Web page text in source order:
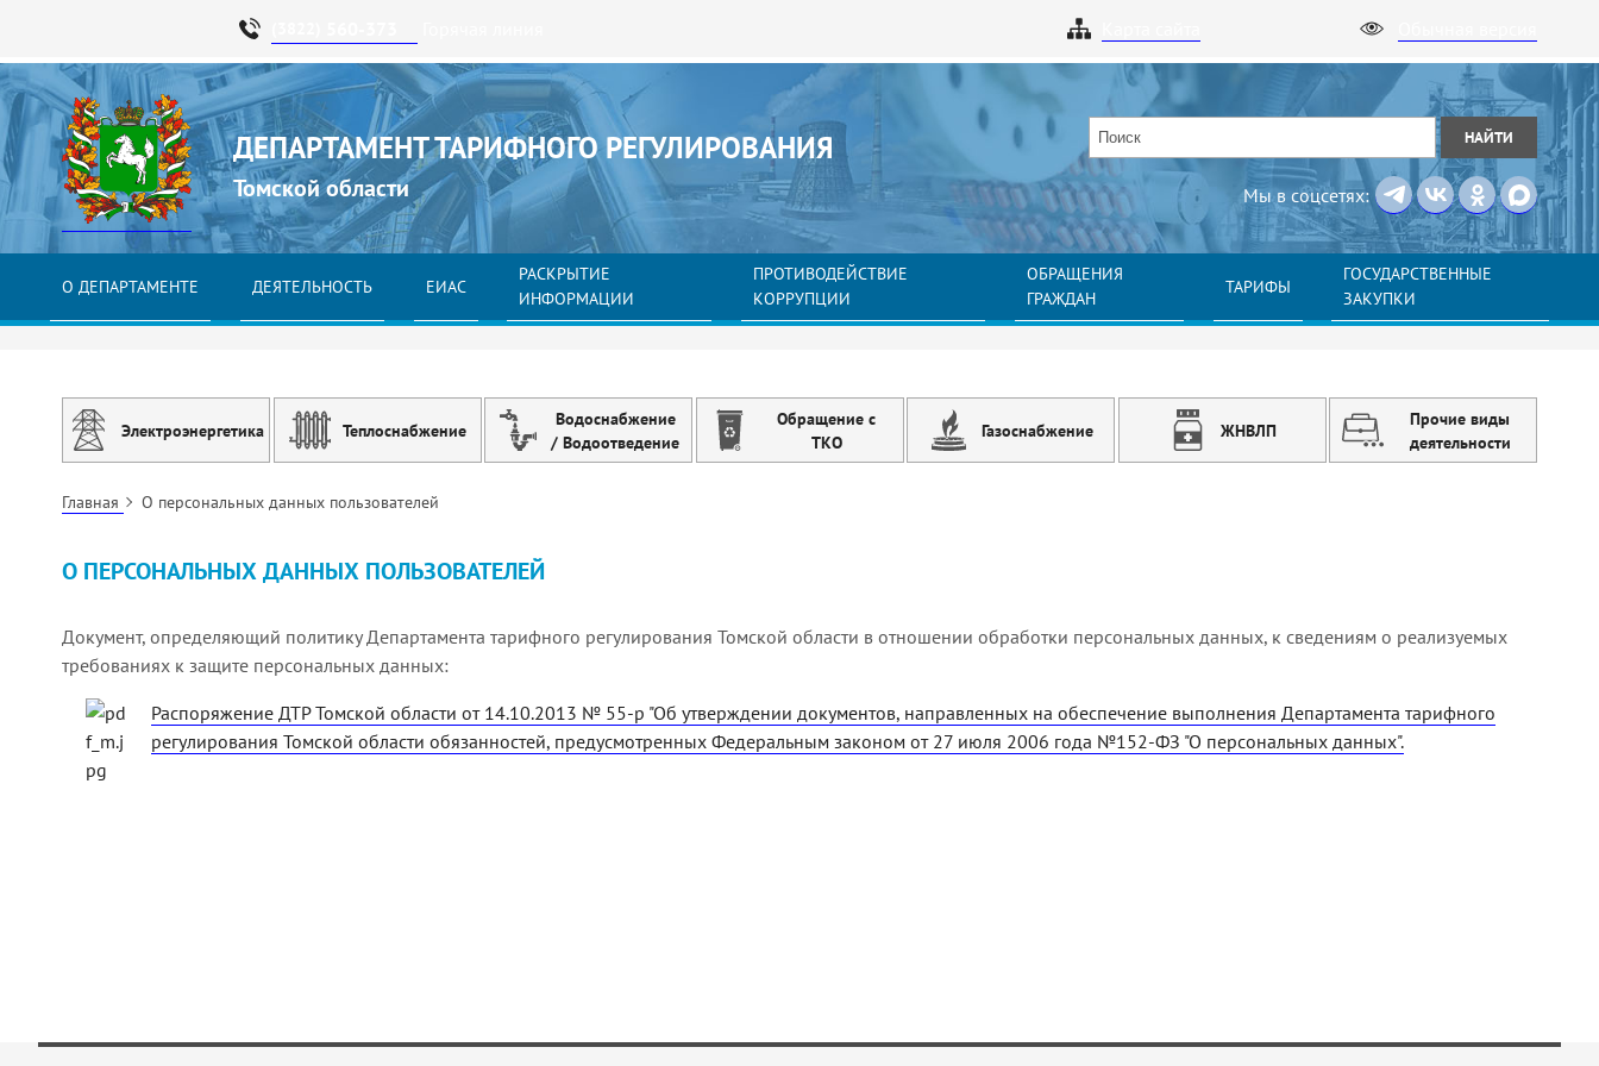
ДЕПАРТАМЕНТ ТАРИФНОГО РЕГУЛИРОВАНИЯ
Томской области
НАЙТИ
Мы в соцсетях:
О ДЕПАРТАМЕНТЕ ДЕЯТЕЛЬНОСТЬ ЕИАС
РАСКРЫТИЕ
ИНФОРМАЦИИ
ПРОТИВОДЕЙСТВИЕ
КОРРУПЦИИ
ОБРАЩЕНИЯ
ГРАЖДАН
ТАРИФЫ
ГОСУДАРСТВЕННЫЕ
ЗАКУПКИ
Электроэнергетика Теплоснабжение
Водоснабжение
/ Водоотведение
Обращение с
ТКО
Газоснабжение ЖНВЛП
Прочие виды
деятельности
Главная О персональных данных пользователей
О ПЕРСОНАЛЬНЫХ ДАННЫХ ПОЛЬЗОВАТЕЛЕЙ
Документ, определяющий политику Департамента тарифного регулирования Томской области в отношении обработки персональных данных, к сведениям о реализуемых
требованиях к защите персональных данных:
Распоряжение ДТР Томской области от 14.10.2013 № 55-р "Об утверждении документов, направленных на обеспечение выполнения Департамента тарифного
регулирования Томской области обязанностей, предусмотренных Федеральным законом от 27 июля 2006 года №152-ФЗ "О персональных данных".